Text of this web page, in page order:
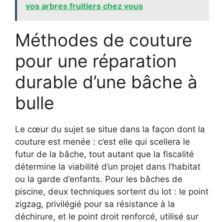
vos arbres fruitiers chez vous
Méthodes de couture
pour une réparation
durable d’une bâche à
bulle
Le cœur du sujet se situe dans la façon dont la
couture est menée : c’est elle qui scellera le
futur de la bâche, tout autant que la fiscalité
détermine la viabilité d’un projet dans l’habitat
ou la garde d’enfants. Pour les bâches de
piscine, deux techniques sortent du lot : le point
zigzag, privilégié pour sa résistance à la
déchirure, et le point droit renforcé, utilisé sur